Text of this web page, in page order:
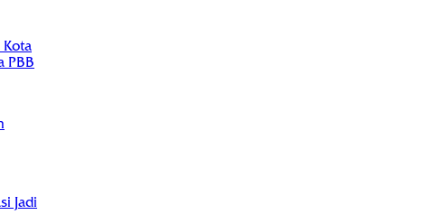
Kota
PBB
Jadi